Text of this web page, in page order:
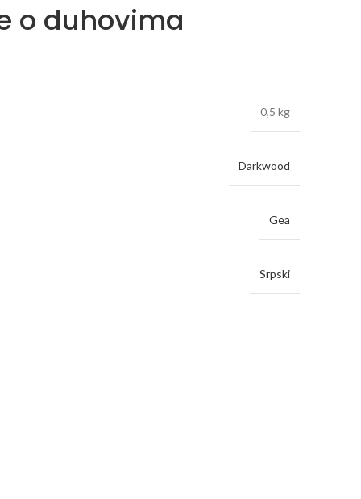
o duhovima
0,5 kg
Darkwood
Gea
Srpski